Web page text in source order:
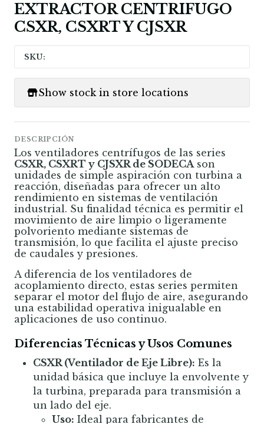
EXTRACTOR CENTRIFUGO
CSXR, CSXRT Y CJSXR
SKU:
Show stock in store locations
DESCRIPCIÓN
Los ventiladores centrífugos de las series
CSXR, CSXRT y CJSXR de SODECAson
unidades de simple aspiración con turbina a
reacción, diseñadas para ofrecer un alto
rendimiento en sistemas de ventilación
industrial. Su finalidad técnica es permitir el
movimiento de aire limpio o ligeramente
polvoriento mediante sistemas de
transmisión, lo que facilita el ajuste preciso
de caudales y presiones.
A diferencia de los ventiladores de
acoplamiento directo, estas series permiten
separar el motor del flujo de aire, asegurando
una estabilidad operativa inigualable en
aplicaciones de uso continuo.
Diferencias Técnicas y Usos Comunes
CSXR (Ventilador de Eje Libre): Es la
unidad básica que incluye la envolvente y
la turbina, preparada para transmisión a
un lado del eje.
Uso: Ideal para fabricantes de